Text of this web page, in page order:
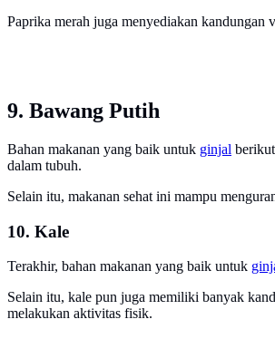
Paprika merah juga menyediakan
9. Bawang Putih
Bahan makanan yang baik untuk ginjal
dalam tubuh.
Selain itu, makanan sehat ini mampu
10. Kale
Terakhir, bahan makanan yang baik untuk
Selain itu, kale pun juga memiliki banyak
melakukan aktivitas fisik.